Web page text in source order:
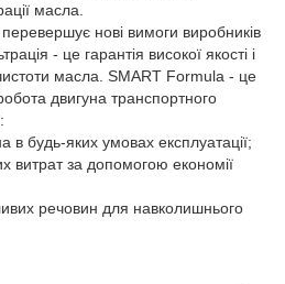
масла.
нові вимоги виробників
- це гарантія високої якості і
масла. SMART Formula - це
двигуна транспортного
в будь-яких умовах експлуатації;
витрат за допомогою економії
речовин для навколишнього